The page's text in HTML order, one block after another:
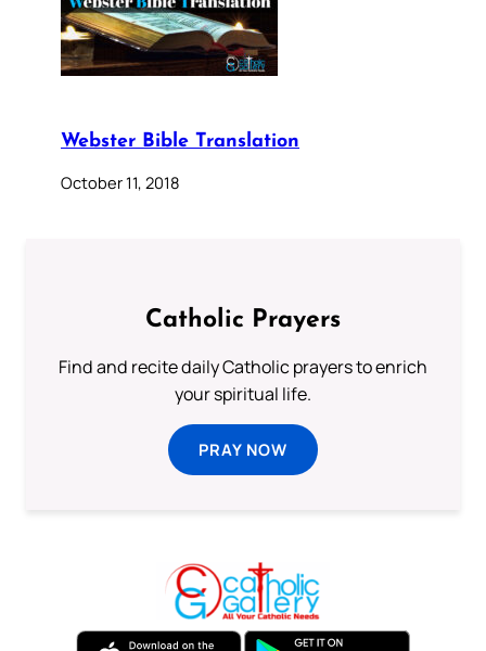
Webster Bible Translation
October 11, 2018
Catholic Prayers
Find and recite daily Catholic prayers to enrich
your spiritual life.
PRAY NOW